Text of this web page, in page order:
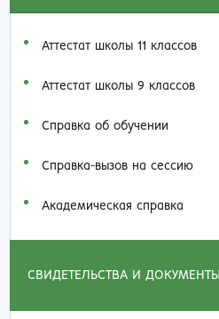
Аттестат школы 11 классов
Аттестат школы 9 классов
Справка об обучении
Справка-вызов на сессию
Академическая справка
СВИДЕТЕЛЬСТВА И ДОКУМЕНТЫ